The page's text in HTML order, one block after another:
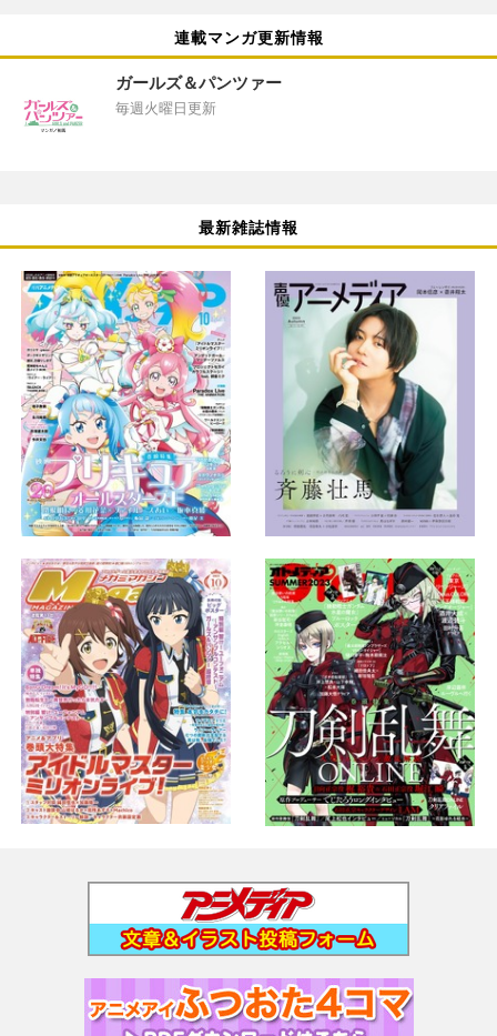
連載マンガ更新情報
ガールズ＆パンツァー
毎週火曜日更新
最新雑誌情報